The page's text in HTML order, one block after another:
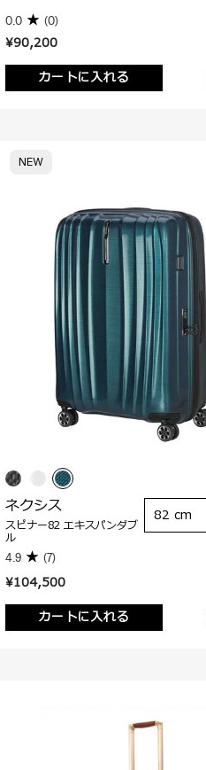
¥90,200
カートに入れる
0.0 (0)
¥104,500
カートに入れる
NEW
ネクシス
スピナー82 エキスパンダブ
ル
4.9 (7)
82 cm